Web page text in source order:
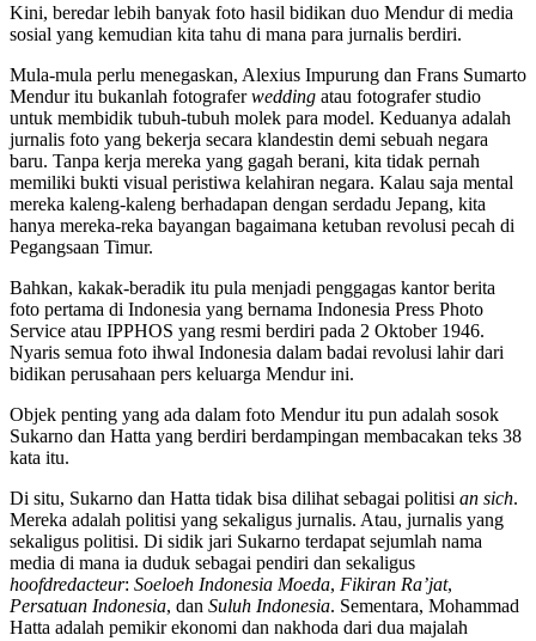
Kini, beredar lebih banyak foto hasil bidikan duo Mendur di media
sosial yang kemudian kita tahu di mana para jurnalis berdiri.
Mula-mula perlu menegaskan, Alexius Impurung dan Frans Sumarto
Mendur itu bukanlah fotograferwedding atau fotografer studio
untuk membidik tubuh-tubuh molek para model. Keduanya adalah
jurnalis foto yang bekerja secara klandestin demi sebuah negara
baru. Tanpa kerja mereka yang gagah berani, kita tidak pernah
memiliki bukti visual peristiwa kelahiran negara. Kalau saja mental
mereka kaleng-kaleng berhadapan dengan serdadu Jepang, kita
hanya mereka-reka bayangan bagaimana ketuban revolusi pecah di
Pegangsaan Timur.
Bahkan, kakak-beradik itu pula menjadi penggagas kantor berita
foto pertama di Indonesia yang bernama Indonesia Press Photo
Service atau IPPHOS yang resmi berdiri pada 2 Oktober 1946.
Nyaris semua foto ihwal Indonesia dalam badai revolusi lahir dari
bidikan perusahaan pers keluarga Mendur ini.
Objek penting yang ada dalam foto Mendur itu pun adalah sosok
Sukarno dan Hatta yang berdiri berdampingan membacakan teks 38
kata itu.
Di situ, Sukarno dan Hatta tidak bisa dilihat sebagai politisi an sich.
Mereka adalah politisi yang sekaligus jurnalis. Atau, jurnalis yang
sekaligus politisi. Di sidik jari Sukarno terdapat sejumlah nama
media di mana ia duduk sebagai pendiri dan sekaligus
hoofdredacteur: Soeloeh Indonesia Moeda, Fikiran Ra’jat,
Persatuan Indonesia, dan Suluh Indonesia. Sementara, Mohammad
Hatta adalah pemikir ekonomi dan nakhoda dari dua majalah